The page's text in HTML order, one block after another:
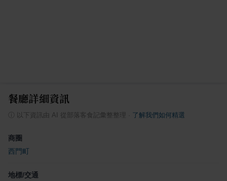
餐廳詳細資訊
以下資訊由 AI 從部落客食記彙整整理 了解我們如何精選
商圈
西門町
地標/交通